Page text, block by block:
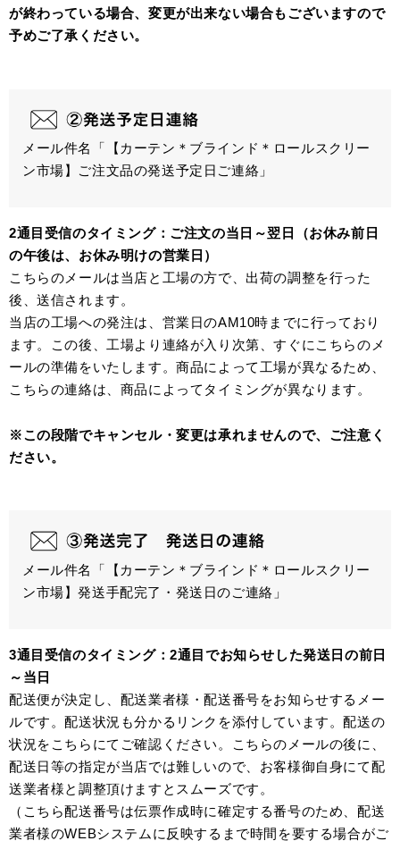
が終わっている場合、変更が出来ない場合もございますので
予めご了承ください。
メール件名「【カーテン＊ブラインド＊ロールスクリー
ン市場】ご注文品の発送予定日ご連絡」
2通目受信のタイミング：ご注文の当日～翌日（お休み前日
の午後は、お休み明けの営業日）
こちらのメールは当店と工場の方で、出荷の調整を行った
後、送信されます。
当店の工場への発注は、営業日のAM10時までに行っており
ます。この後、工場より連絡が入り次第、すぐにこちらのメ
ールの準備をいたします。商品によって工場が異なるため、
こちらの連絡は、商品によってタイミングが異なります。
※この段階でキャンセル・変更は承れませんので、ご注意く
ださい。
メール件名「【カーテン＊ブラインド＊ロールスクリー
ン市場】発送手配完了・発送日のご連絡」
3通目受信のタイミング：2通目でお知らせした発送日の前日
～当日
配送便が決定し、配送業者様・配送番号をお知らせするメー
ルです。配送状況も分かるリンクを添付しています。配送の
状況をこちらにてご確認ください。こちらのメールの後に、
配送日等の指定が当店では難しいので、お客様御自身にて配
送業者様と調整頂けますとスムーズです。
（こちら配送番号は伝票作成時に確定する番号のため、配送
業者様のWEBシステムに反映するまで時間を要する場合がご